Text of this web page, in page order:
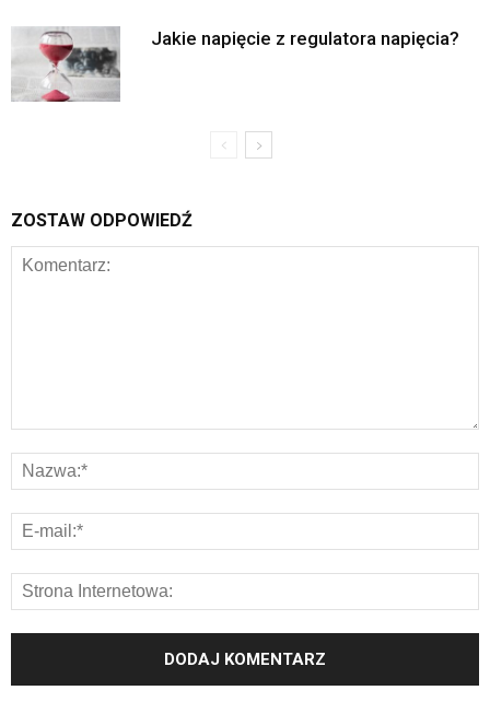
Jakie napięcie z regulatora napięcia?
ZOSTAW ODPOWIEDŹ